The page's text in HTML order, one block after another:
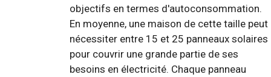
objectifs en termes d'autoconsommation.
En moyenne, une maison de cette taille peut
nécessiter entre 15 et 25 panneaux solaires
pour couvrir une grande partie de ses
besoins en électricité. Chaque panneau